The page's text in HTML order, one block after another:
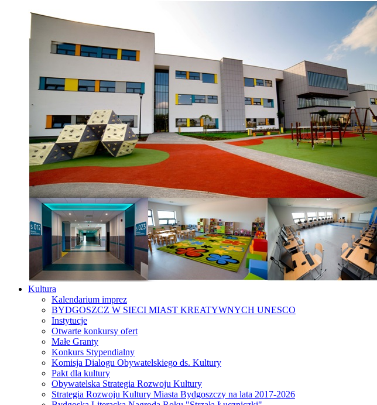
Kultura
Kalendarium imprez
BYDGOSZCZ W SIECI MIAST KREATYWNYCH UNESCO
Instytucje
Otwarte konkursy ofert
Małe Granty
Konkurs Stypendialny
Komisja Dialogu Obywatelskiego ds. Kultury
Pakt dla kultury
Obywatelska Strategia Rozwoju Kultury
Strategia Rozwoju Kultury Miasta Bydgoszczy na lata 2017-2026